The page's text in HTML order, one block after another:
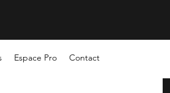
Espace Pro Contact